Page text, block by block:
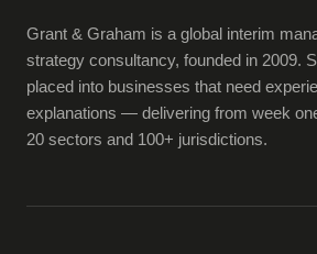
Grant & Graham is a global interim
strategy consultancy, founded in 2009.
placed into businesses that need
explanations — delivering from week
20 sectors and 100+ jurisdictions.